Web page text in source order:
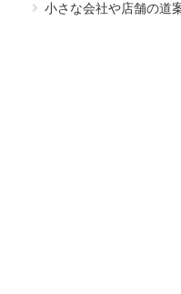
小さな会社や店舗の道